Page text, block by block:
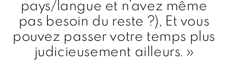
pays/langue et n’avez même
pas besoin du reste ?), Et vous
pouvez passer votre temps plus
judicieusement ailleurs. »